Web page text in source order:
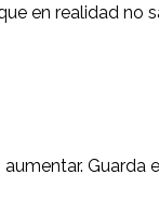
en realidad no
Guarda